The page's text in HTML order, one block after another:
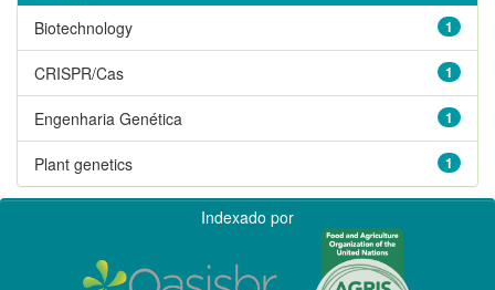
1
Biotechnology
1
CRISPR/Cas
1
Engenharia Genética
1
Plant genetics
Indexado por